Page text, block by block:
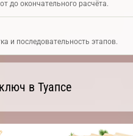
до окончательного расчёта.
и последовательность этапов.
в Туапсе